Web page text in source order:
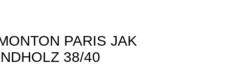
PARIS JAK
38/40